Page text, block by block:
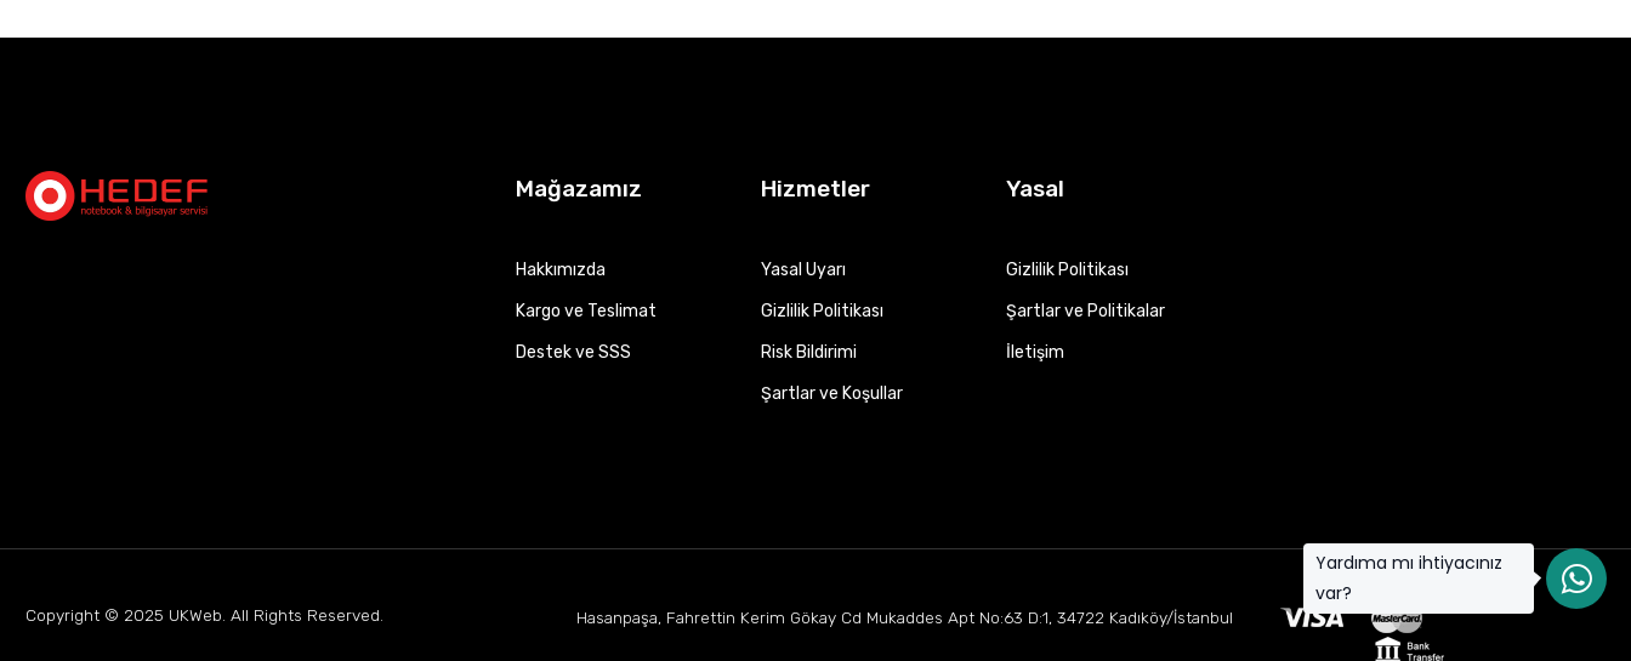
Mağazamız
Hakkımızda
Kargo ve Teslimat
Destek ve SSS
Hizmetler
Yasal Uyarı
Gizlilik Politikası
Risk Bildirimi
Şartlar ve Koşullar
Yasal
Gizlilik Politikası
Şartlar ve Politikalar
İletişim
Copyright © 2025 UKWeb . All Rights Reserved. Hasanpaşa, Fahrettin Kerim Gökay Cd Mukaddes Apt No:63 D:1, 34722 Kadıköy/İstanbul
Yardıma mı ihtiyacınız
var?